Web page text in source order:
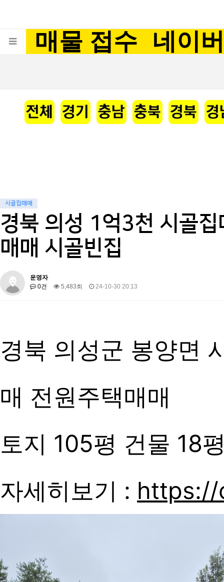
매물 접수 네이
시골집매매
경북 의성 1억3천 시골
매매 시골빈집
운영자
0건
5,483회 24-10-30 20:13
경북 의성군 봉양면
매 전원주택매매
토지 105평 건물 18
자세히보기 : https://